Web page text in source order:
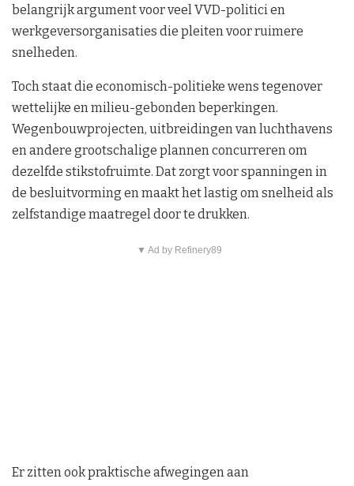
belangrijk argument voor veel VVD-politici en
werkgeversorganisaties die pleiten voor ruimere
snelheden.
Toch staat die economisch-politieke wens tegenover
wettelijke en milieu-gebonden beperkingen.
Wegenbouwprojecten, uitbreidingen van luchthavens
en andere grootschalige plannen concurreren om
dezelfde stikstofruimte. Dat zorgt voor spanningen in
de besluitvorming en maakt het lastig om snelheid als
zelfstandige maatregel door te drukken.
▼ Ad by Refinery89
Er zitten ook praktische afwegingen aan